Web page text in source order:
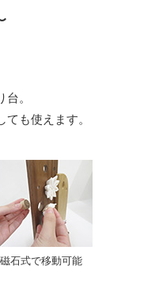
。
も使えます。
磁石式で移動可能